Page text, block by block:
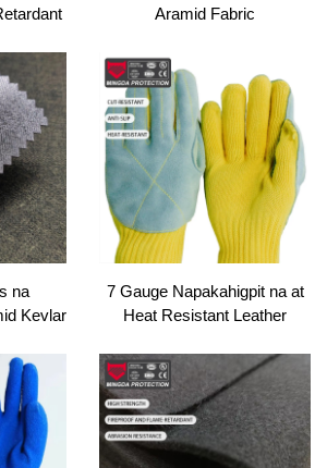
&
Aramid Fabric
na
Kevlar
Balat
Twill
7 Gauge Napakahigpit na at
Heat Resistant Leather
Cut Pagpapakita ng
Pagbubukod A3